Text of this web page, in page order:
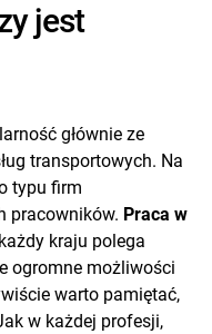
jest
głównie ze
transportowych. Na
typu firm
pracowników. Praca w
kraju polega
ogromne możliwości
warto pamiętać,
w każdej profesji,